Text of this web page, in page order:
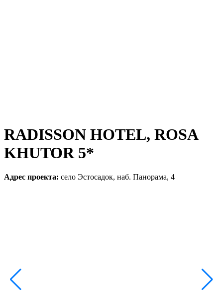
RADISSON HOTEL, ROSA
KHUTOR 5*
Адрес проекта: село Эстосадок, наб. Панорама, 4